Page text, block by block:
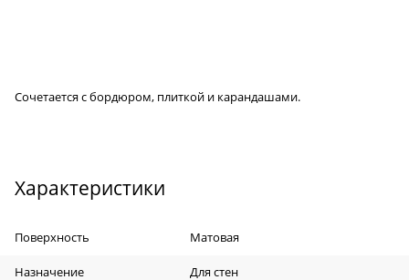
Сочетается с бордюром, плиткой и карандашами.
Характеристики
Поверхность Матовая
Назначение Для стен